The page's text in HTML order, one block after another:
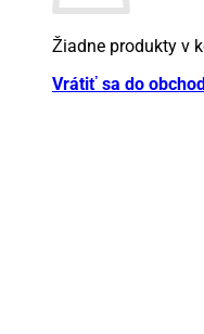
Žiadne produkty v
Vrátiť sa do